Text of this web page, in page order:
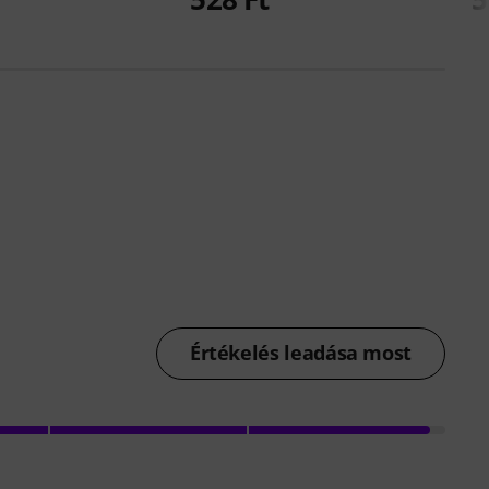
Értékelés leadása most